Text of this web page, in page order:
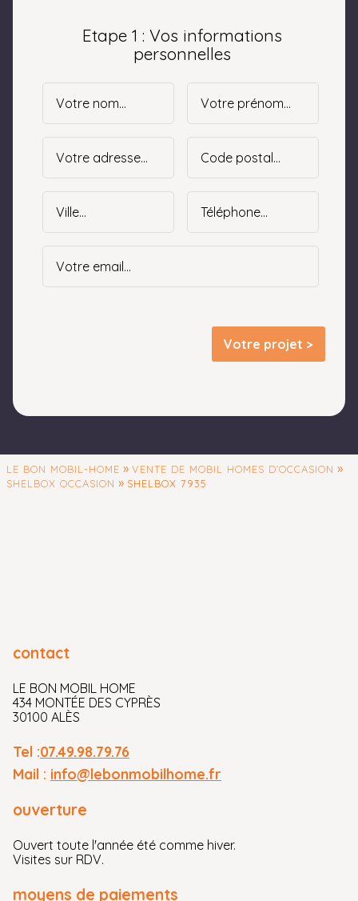
Etape 1 : Vos informations
personnelles
Votre projet >
LE BON MOBIL-HOME » VENTE DE MOBIL HOMES D’OCCASION »
SHELBOX OCCASION » SHELBOX 7935
contact
LE BON MOBIL HOME
434 MONTÉE DES CYPRÈS
30100 ALÈS
Tel :07.49.98.79.76
Mail : info@lebonmobilhome.fr
ouverture
Ouvert toute l'année été comme hiver.
Visites sur RDV.
moyens de paiements